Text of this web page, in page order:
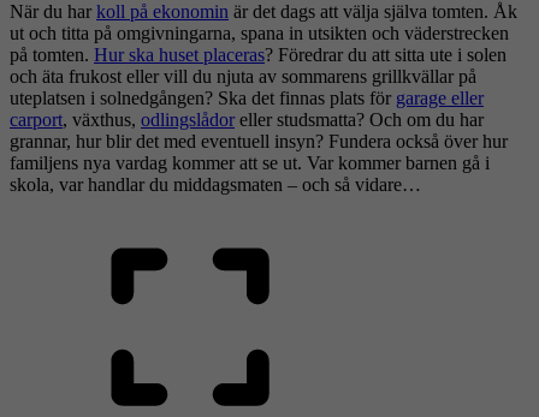
När du har koll på ekonomin är det dags att välja själva tomten. Åk
ut och titta på omgivningarna, spana in utsikten och väderstrecken
på tomten. Hur ska huset placeras? Föredrar du att sitta ute i solen
och äta frukost eller vill du njuta av sommarens grillkvällar på
uteplatsen i solnedgången? Ska det finnas plats för garage eller
carport, växthus, odlingslådor eller studsmatta? Och om du har
grannar, hur blir det med eventuell insyn? Fundera också över hur
familjens nya vardag kommer att se ut. Var kommer barnen gå i
skola, var handlar du middagsmaten – och så vidare…